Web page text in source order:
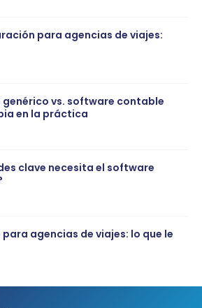
para agencias de viajes:
vs. software contable
en la práctica
clave necesita el software
agencias de viajes: lo que le